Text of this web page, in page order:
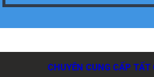
Xe tải
CHUYÊN CUNG CẤP TẤT